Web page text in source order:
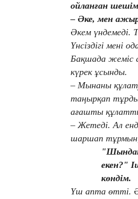
ойланған
– Әке, мен
Әкем үндемеді.
Үнсіздігі мені
Бақшада жеміс
күрек ұсынды.
– Мынаны
таңырқап
ағашты
– Жетеді. Ал
шаршап тұрмын,
"Шындап
екен?"
көндім.
Үш апта өтті.